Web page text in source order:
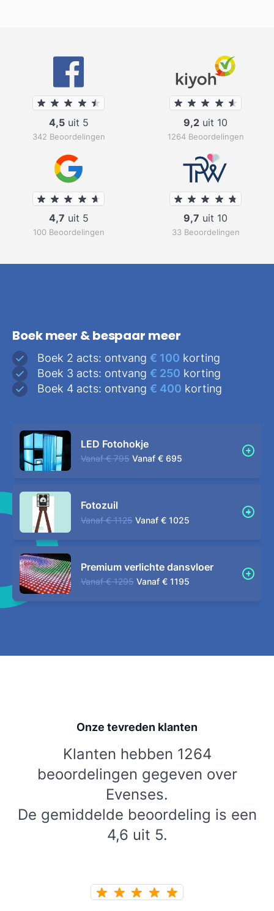
4,5uit 5
342 Beoordelingen
9,2 uit 10
1264 Beoordelingen
4,7 uit 5
100 Beoordelingen
9,7 uit 10
33 Beoordelingen
Boek meer & bespaar meer
Boek 2 acts: ontvang € 100 korting
Boek 3 acts: ontvang € 250 korting
Boek 4 acts: ontvang € 400 korting
LED Fotohokje
Vanaf € 795 Vanaf € 695
Fotozuil
Vanaf € 1125 Vanaf € 1025
Premium verlichte dansvloer
Vanaf € 1295 Vanaf € 1195
Onze tevreden klanten
Klanten hebben 1264
beoordelingen gegeven over
Evenses.
De gemiddelde beoordeling is een
4,6 uit 5.